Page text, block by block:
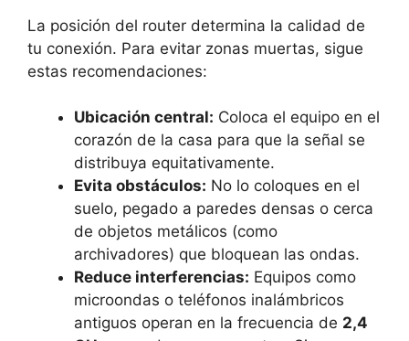
La posición del router determina la calidad de
tu conexión. Para evitar zonas muertas, sigue
estas recomendaciones:
Ubicación central: Coloca el equipo en el
corazón de la casa para que la señal se
distribuya equitativamente.
Evita obstáculos: No lo coloques en el
suelo, pegado a paredes densas o cerca
de objetos metálicos (como
archivadores) que bloquean las ondas.
Reduce interferencias: Equipos como
microondas o teléfonos inalámbricos
antiguos operan en la frecuencia de 2,4